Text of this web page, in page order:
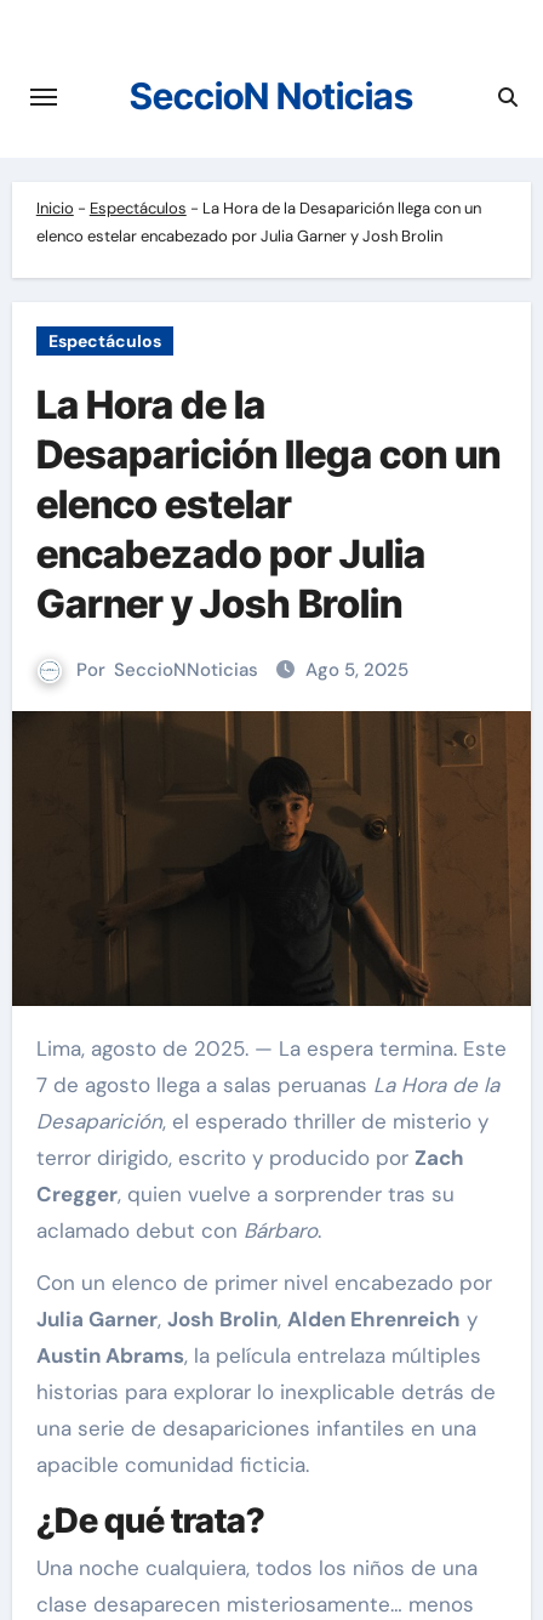
contenido
SeccioN Noticias
Inicio - Espectáculos - La Hora de la Desaparición llega con un
elenco estelar encabezado por Julia Garner y Josh Brolin
Espectáculos
La Hora de la
Desaparición llega con un
elenco estelar
encabezado por Julia
Garner y Josh Brolin
Por SeccioNNoticias Ago 5, 2025
Lima, agosto de 2025. — La espera termina. Este
7 de agosto llega a salas peruanas La Hora de la
Desaparición, el esperado thriller de misterio y
terror dirigido, escrito y producido por Zach
Cregger, quien vuelve a sorprender tras su
aclamado debut con Bárbaro.
Con un elenco de primer nivel encabezado por
Julia Garner, Josh Brolin, Alden Ehrenreich y
Austin Abrams, la película entrelaza múltiples
historias para explorar lo inexplicable detrás de
una serie de desapariciones infantiles en una
apacible comunidad ficticia.
¿De qué trata?
Una noche cualquiera, todos los niños de una
clase desaparecen misteriosamente… menos